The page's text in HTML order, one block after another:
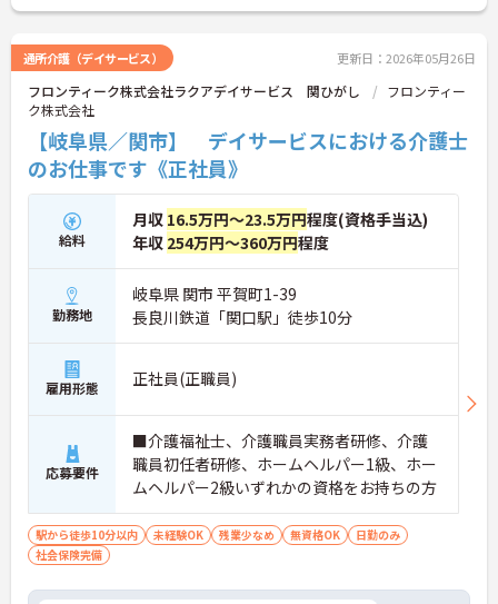
通所介護（デイサービス） 更新日：2026年05月26日
フロンティーク株式会社ラクアデイサービス 関ひがし
フロンティー
ク株式会社
【岐阜県／関市】 デイサービスにおける介護士
のお仕事です《正社員》
給料
月収 16.5万円～23.5万円程度(資格手当込)
年収 254万円～360万円程度
勤務地
岐阜県 関市 平賀町1-39
長良川鉄道「関口駅」徒歩10分
雇用形態 正社員(正職員)
応募要件
■介護福祉士、介護職員実務者研修、介護
職員初任者研修、ホームヘルパー1級、ホー
ムヘルパー2級いずれかの資格をお持ちの方
駅から徒歩10分以内 未経験OK 残業少なめ 無資格OK
日勤のみ
社会保険完備